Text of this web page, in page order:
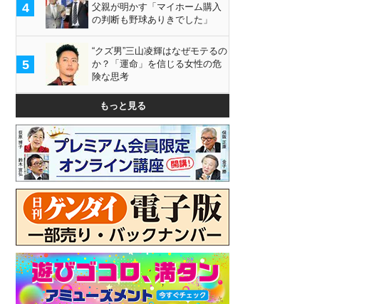
4
父親が明かす「マイホーム購入
の判断も野球ありきでした」
5
“クズ男”三山凌輝はなぜモテるの
か？「運命」を信じる女性の危
険な思考
もっと見る